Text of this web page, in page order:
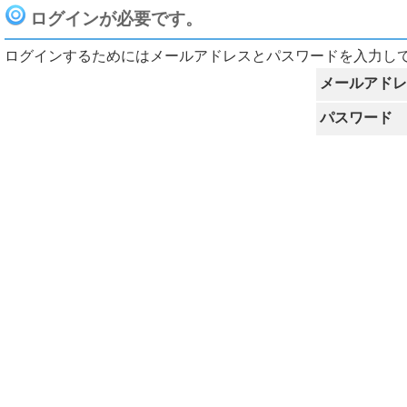
ログインが必要です。
ログインするためにはメールアドレスとパスワードを入力し
メールアド
パスワード